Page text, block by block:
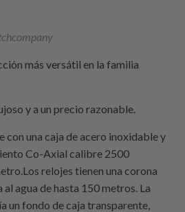
más versátil en la familia
y a un precio razonable.
con una caja de acero inoxidable y
Co-Axial calibre 2500
relojes tienen una corona
agua de hasta 150 metros. La
un fondo de caja transparente,